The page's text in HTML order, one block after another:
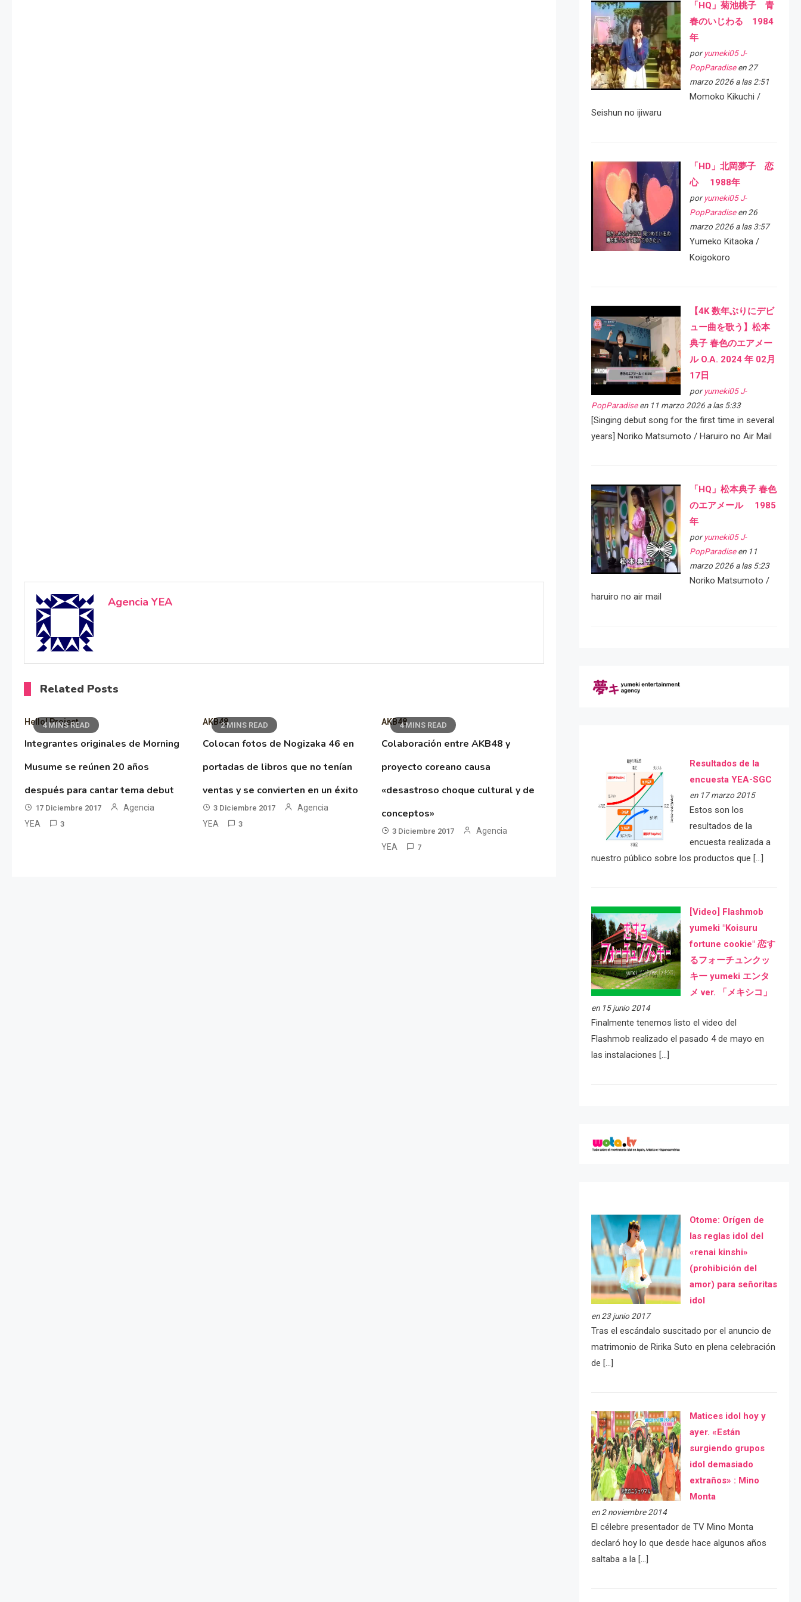
Agencia YEA
Related Posts
4 MINS READ
Hello! Project
Integrantes originales de Morning
Musume se reúnen 20 años
después para cantar tema debut
17 Diciembre 2017
Agencia
YEA
3
2 MINS READ
AKB48
Colocan fotos de Nogizaka 46 en
portadas de libros que no tenían
ventas y se convierten en un éxito
3 Diciembre 2017
Agencia
YEA
3
4 MINS READ
AKB48
Colaboración entre AKB48 y
proyecto coreano causa
«desastroso choque cultural y de
conceptos»
3 Diciembre 2017
Agencia
YEA
7
「HQ」菊池桃子 青
春のいじわる 1984
年
por yumeki05 J-
PopParadiseen 27
marzo 2026 a las 2:51
Momoko Kikuchi /
Seishun no ijiwaru
「HD」北岡夢子 恋
心 1988年
por yumeki05 J-
PopParadiseen 26
marzo 2026 a las 3:57
Yumeko Kitaoka /
Koigokoro
【4K 数年ぶりにデビ
ュー曲を歌う】松本
典子 春色のエアメー
ル O.A. 2024 年 02月
17日
por yumeki05 J-
PopParadiseen 11 marzo 2026 a las 5:33
[Singing debut song for the first time in several
years] Noriko Matsumoto / Haruiro no Air Mail
「HQ」松本典子 春色
のエアメール 1985
年
por yumeki05 J-
PopParadiseen 11
marzo 2026 a las 5:23
Noriko Matsumoto /
haruiro no air mail
Resultados de la
encuesta YEA-SGC
en 17 marzo 2015
Estos son los
resultados de la
encuesta realizada a
nuestro público sobre los productos que […]
[Video] Flashmob
yumeki "Koisuru
fortune cookie" 恋す
るフォーチュンクッ
キー yumeki エンタ
メ ver. 「メキシコ」
en 15 junio 2014
Finalmente tenemos listo el video del
Flashmob realizado el pasado 4 de mayo en
las instalaciones […]
Otome: Orígen de
las reglas idol del
«renai kinshi»
(prohibición del
amor) para señoritas
idol
en 23 junio 2017
Tras el escándalo suscitado por el anuncio de
matrimonio de Ririka Suto en plena celebración
de […]
Matices idol hoy y
ayer. «Están
surgiendo grupos
idol demasiado
extraños» : Mino
Monta
en 2 noviembre 2014
El célebre presentador de TV Mino Monta
declaró hoy lo que desde hace algunos años
saltaba a la […]